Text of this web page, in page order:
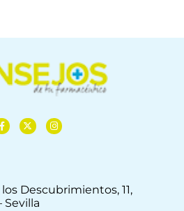
Descubrimientos, 11,
Sevilla